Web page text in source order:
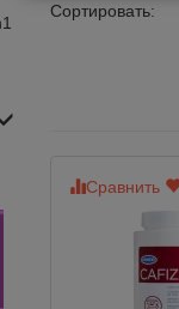
1
Сортировать:
Сравнить